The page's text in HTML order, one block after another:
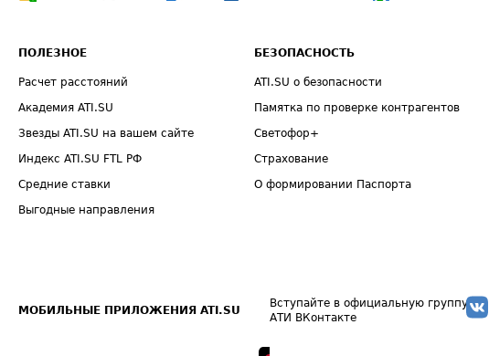
ПОЛЕЗНОЕ
Расчет расстояний
Академия ATI.SU
Звезды ATI.SU на вашем сайте
Индекс ATI.SU FTL РФ
Средние ставки
Выгодные направления
БЕЗОПАСНОСТЬ
ATI.SU о безопасности
Памятка по проверке контрагентов
Светофор+
Страхование
О формировании Паспорта
МОБИЛЬНЫЕ ПРИЛОЖЕНИЯ ATI.SU
Вступайте в официальную группу
АТИ ВКонтакте